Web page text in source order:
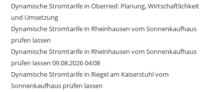
Dynamische Stromtarife in Oberried: Planung, Wirtschaftlichkeit
und Umsetzung
Dynamische Stromtarife in Rheinhausen vom Sonnenkaufhaus
prüfen lassen
Dynamische Stromtarife in Rheinhausen vom Sonnenkaufhaus
prüfen lassen 09.08.2026 04:08
Dynamische Stromtarife in Riegel am Kaiserstuhl vom
Sonnenkaufhaus prüfen lassen